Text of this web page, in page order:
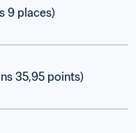
9 places)
35,95 points)